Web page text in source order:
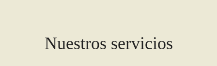
Nuestros servicios